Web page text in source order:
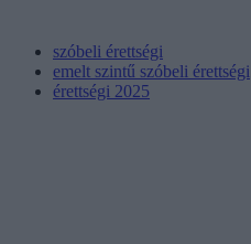
szóbeli érettségi
emelt szintű szóbeli érettségi
érettségi 2025